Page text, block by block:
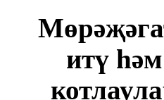
итү һәм